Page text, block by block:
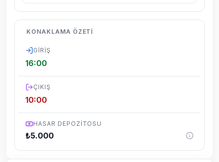
dönemsel olarak altyapı çalışmaları
yapılabilmektedir. Bu çalışma nedeniyle yol
KONAKLAMA ÖZETI
GIRIŞ
16:00
ÇIKIŞ
10:00
HASAR DEPOZITOSU
₺5.000